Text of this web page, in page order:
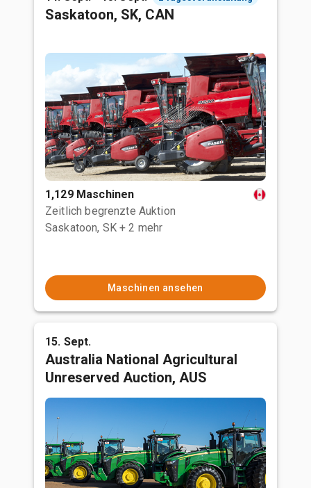
Saskatoon, SK, CAN
1,129 Maschinen
Zeitlich begrenzte Auktion
Saskatoon, SK + 2 mehr
Maschinen ansehen
15. Sept.
Australia National Agricultural
Unreserved Auction, AUS